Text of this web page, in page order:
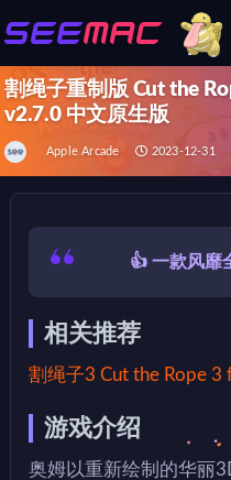
割绳子重制版 Cut the
v2.7.0 中文原生版
Apple Arcade 2023-12-31
👍 一款风靡
相关推荐
割绳子3 Cut the Rope 3
游戏介绍
奥姆以重新绘制的华丽